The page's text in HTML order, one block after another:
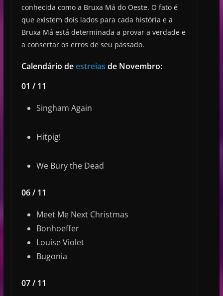
conhecida como a Bruxa Má do Oeste. O fato é
que existem dois lados para cada história e a
Bruxa Má está determinada a provar a verdade e
a consertar os erros de seu passado.
Calendário deestreias de Novembro:
01 / 11
Singham Again
Hitpig!
We Bury the Dead
06 / 11
Meet Me Next Christmas
Bonhoeffer
Louise Violet
Bugonia
07 / 11